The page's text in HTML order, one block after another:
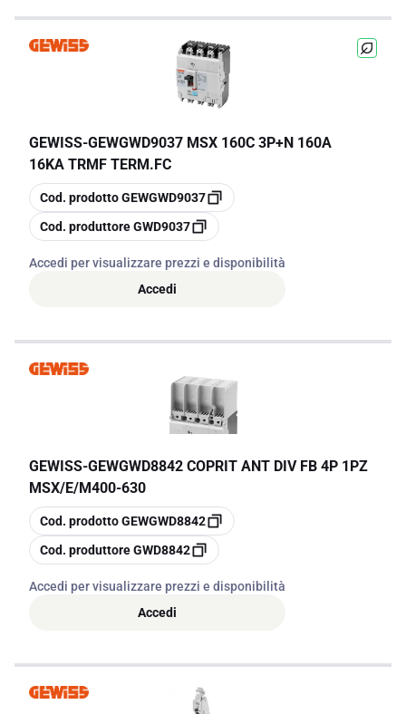
GEWISS-GEWGWD9037 MSX 160C 3P+N 160A
16KA TRMF TERM.FC
copia
Cod. prodottoGEWGWD9037
copia
Cod. produttoreGWD9037
Accedi per visualizzare prezzi e disponibilità
Accedi
GEWISS-GEWGWD8842 COPRIT ANT DIV FB 4P 1PZ
MSX/E/M400-630
copia
Cod. prodottoGEWGWD8842
copia
Cod. produttoreGWD8842
Accedi per visualizzare prezzi e disponibilità
Accedi